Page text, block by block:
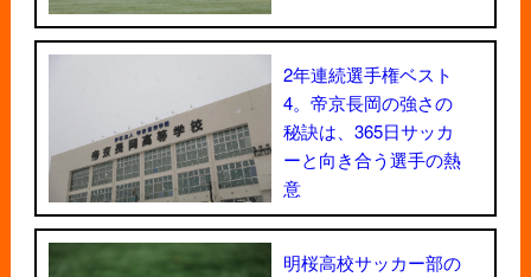
2年連続選手権ベスト
4。帝京長岡の強さの
秘訣は、365日サッカ
ーと向き合う選手の熱
意
明桜高校サッカー部の